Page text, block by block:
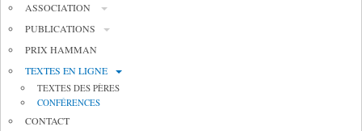
ASSOCIATION
PUBLICATIONS
PRIX HAMMAN
TEXTES EN LIGNE
TEXTES DES PÈRES
CONFÉRENCES
CONTACT